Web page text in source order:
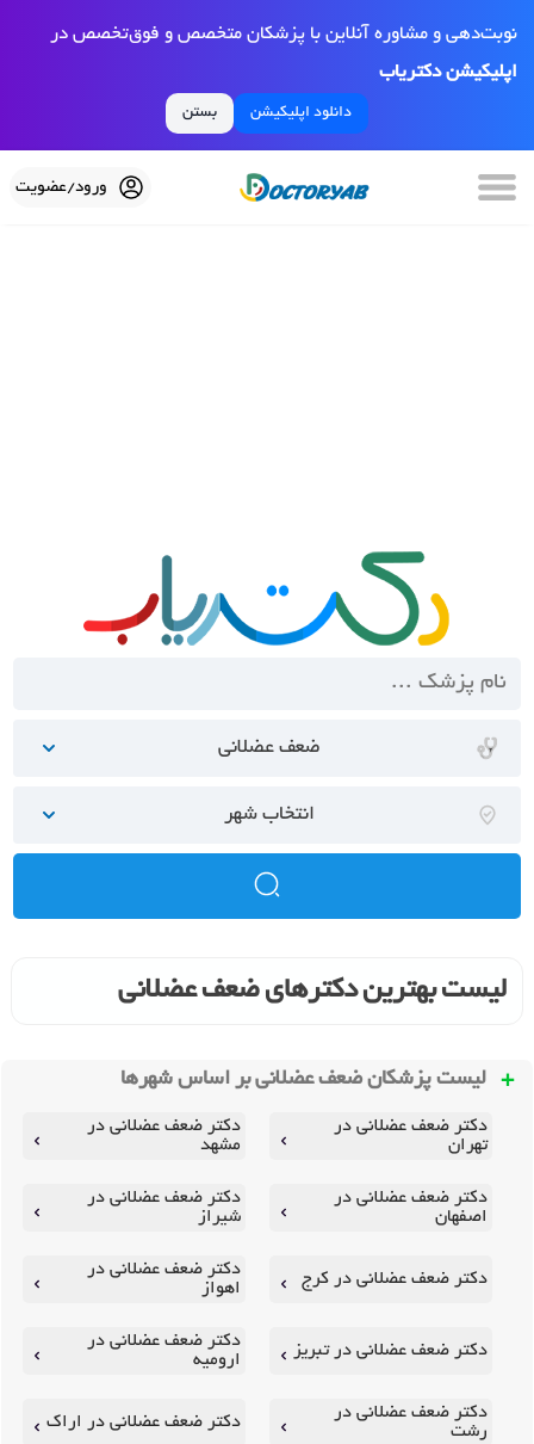
نوبت‌دهی و مشاوره آنلاین با پزشکان متخصص و فوق‌تخصص در
اپلیکیشن دکتریاب
دانلود اپلیکیشن بستن
ورود/عضویت
ضعف عضلانی
انتخاب شهر
لیست بهترین دکترهای ضعف عضلانی
لیست پزشکان ضعف عضلانی بر اساس شهرها
دکتر ضعف عضلانی در
تهران
دکتر ضعف عضلانی در
مشهد
دکتر ضعف عضلانی در
اصفهان
دکتر ضعف عضلانی در
شیراز
دکتر ضعف عضلانی در کرج
دکتر ضعف عضلانی در
اهواز
دکتر ضعف عضلانی در تبریز
دکتر ضعف عضلانی در
ارومیه
دکتر ضعف عضلانی در
رشت
دکتر ضعف عضلانی در اراک